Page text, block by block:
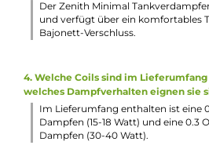
Lieferumfang
1 x Innokin Zenith Minimal
1 x Innokin MTL Z-Coil
(vorinstalliert)
1 x Innokin RDL Z-Coil
1 x Ersatz Tankglas, 4.0 ml